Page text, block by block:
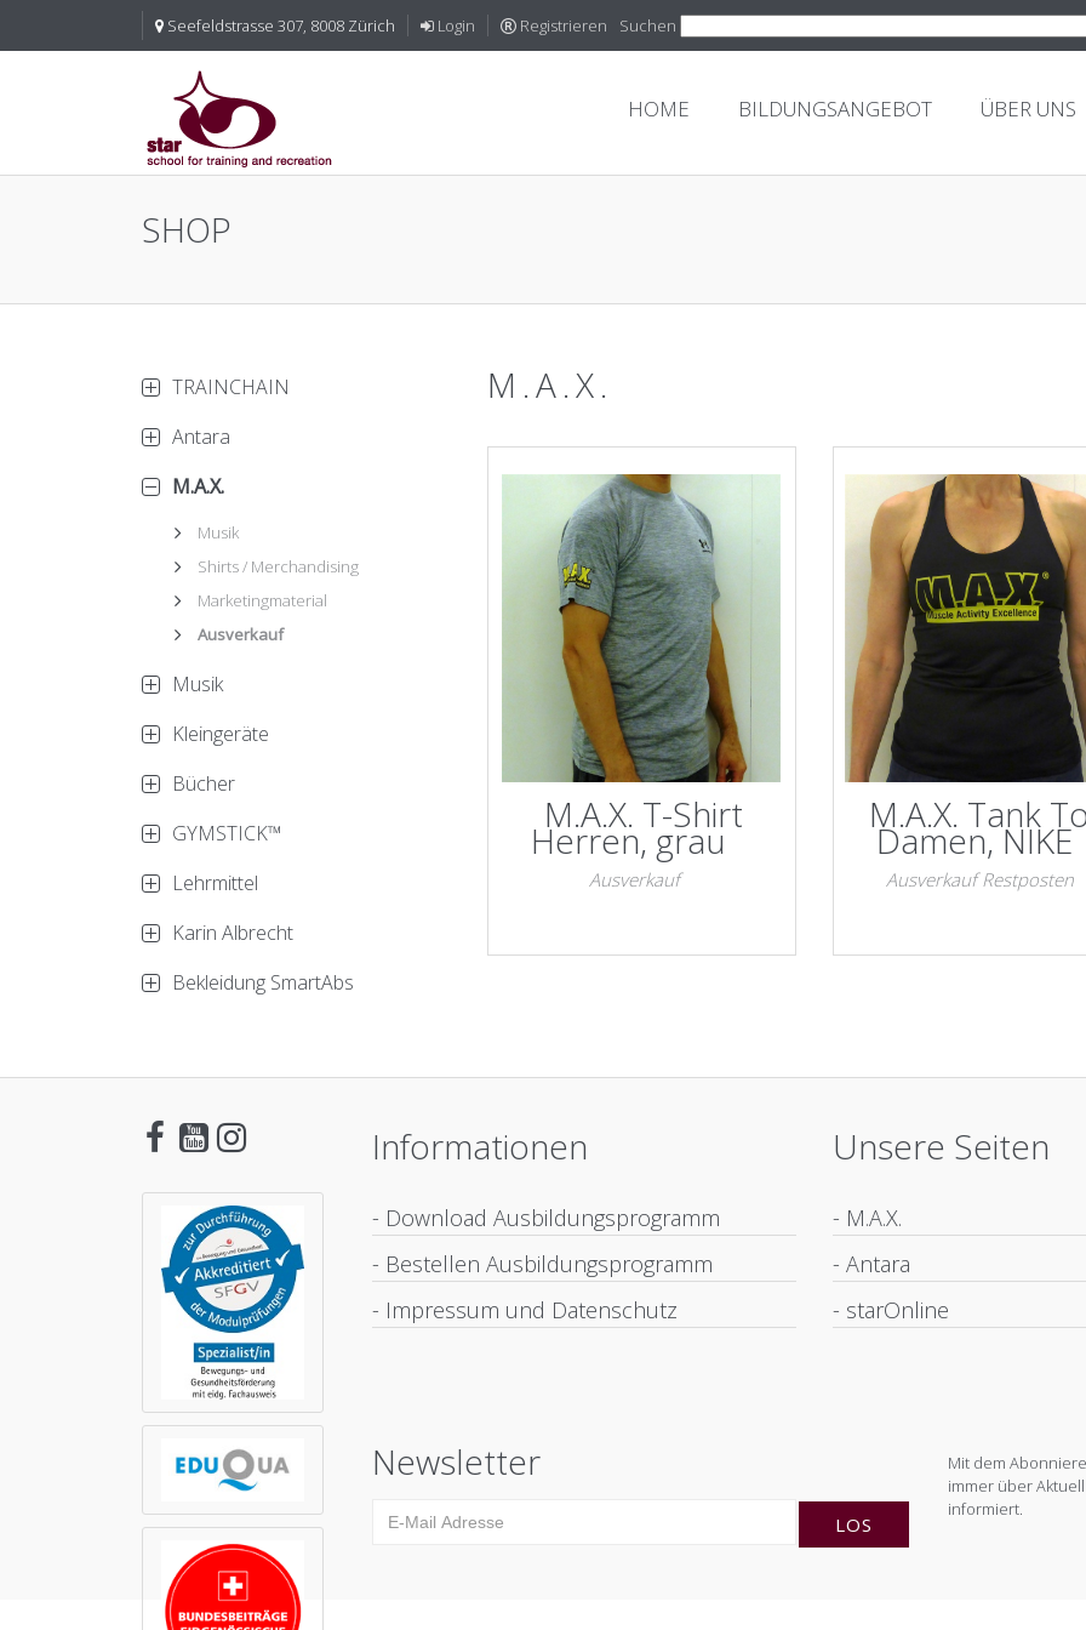
Seefeldstrasse 307, 8008 Zürich Login Registrieren Suchen
HOME BILDUNGSANGEBOT ÜBER UNS
SHOP
TRAINCHAIN
Antara
M.A.X.
Musik
Shirts / Merchandising
Marketingmaterial
Ausverkauf
Musik
Kleingeräte
Bücher
GYMSTICK™
Lehrmittel
Karin Albrecht
Bekleidung SmartAbs
M.A.X.
M.A.X. T-Shirt
Herren, grau
Ausverkauf
M.A.X. Tank
Damen, NIKE
Ausverkauf Restposten
Informationen
- Download Ausbildungsprogramm
- Bestellen Ausbildungsprogramm
- Impressum und Datenschutz
Unsere Seiten
- M.A.X.
- Antara
- starOnline
Newsletter
Mit dem
immer über
informiert.